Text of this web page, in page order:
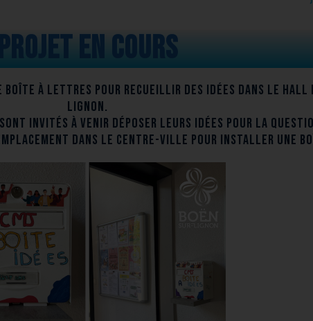
en cours
boîte à lettres pour recueillir des idées dans le hall
Lignon.
invités à venir déposer leurs idées pour la
dans le centre-ville pour installer une